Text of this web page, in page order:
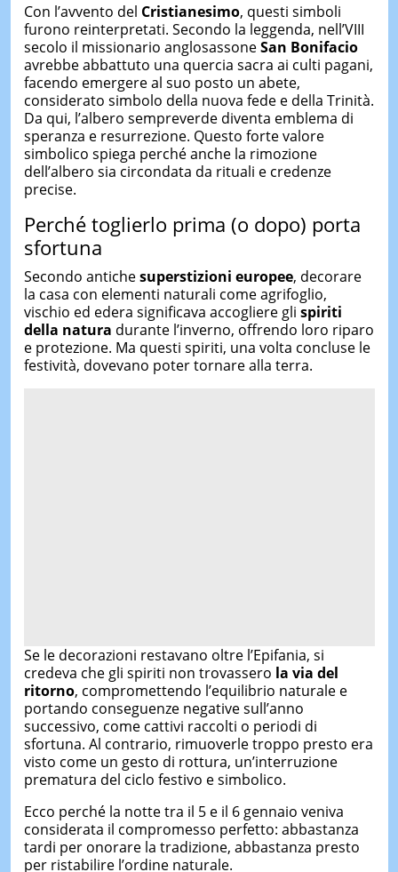
Con l’avvento del Cristianesimo, questi simboli
furono reinterpretati. Secondo la leggenda, nell’VIII
secolo il missionario anglosassoneSan Bonifacio
avrebbe abbattuto una quercia sacra ai culti pagani,
facendo emergere al suo posto un abete,
considerato simbolo della nuova fede e della Trinità.
Da qui, l’albero sempreverde diventa emblema di
speranza e resurrezione. Questo forte valore
simbolico spiega perché anche la rimozione
dell’albero sia circondata da rituali e credenze
precise.
Perché toglierlo prima (o dopo) porta
sfortuna
Secondo antichesuperstizioni europee, decorare
la casa con elementi naturali come agrifoglio,
vischio ed edera significava accogliere gli spiriti
della natura durante l’inverno, offrendo loro riparo
e protezione. Ma questi spiriti, una volta concluse le
festività, dovevano poter tornare alla terra.
Se le decorazioni restavano oltre l’Epifania, si
credeva che gli spiriti non trovassero la via del
ritorno, compromettendo l’equilibrio naturale e
portando conseguenze negative sull’anno
successivo, come cattivi raccolti o periodi di
sfortuna. Al contrario, rimuoverle troppo presto era
visto come un gesto di rottura, un’interruzione
prematura del ciclo festivo e simbolico.
Ecco perché la notte tra il 5 e il 6 gennaio veniva
considerata il compromesso perfetto: abbastanza
tardi per onorare la tradizione, abbastanza presto
per ristabilire l’ordine naturale.